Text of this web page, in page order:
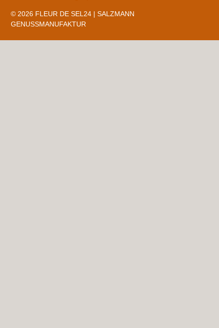
© 2026 FLEUR DE SEL24 | SALZMANN
GENUSSMANUFAKTUR